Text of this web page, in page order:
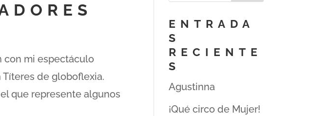
con mi espectáculo
de globoflexia.
que represente algunos
ENTRADA
S
RECIENTE
S
Agustinna
¡Qué circo de Mujer!